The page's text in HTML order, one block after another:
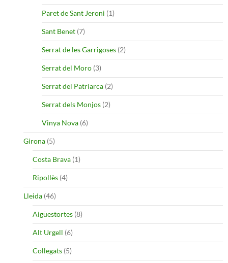
Paret de Sant Jeroni (1)
Sant Benet (7)
Serrat de les Garrigoses (2)
Serrat del Moro (3)
Serrat del Patriarca (2)
Serrat dels Monjos (2)
Vinya Nova (6)
Girona (5)
Costa Brava (1)
Ripollès (4)
Lleida (46)
Aigüestortes (8)
Alt Urgell (6)
Collegats (5)